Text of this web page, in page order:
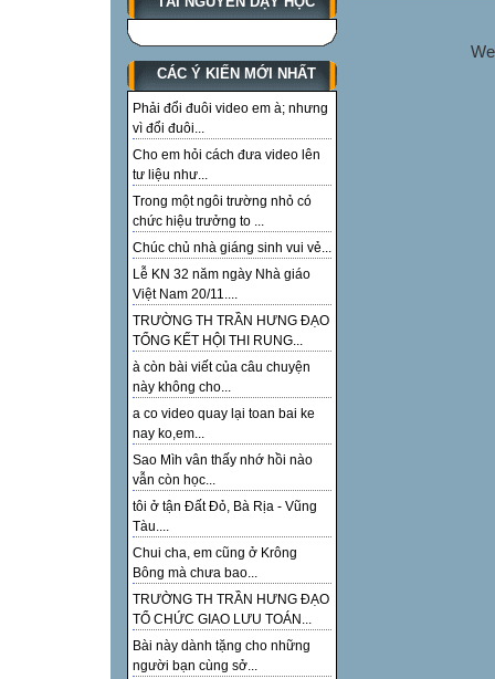
CÁC Ý KIẾN MỚI NHẤT
Phải đổi đuôi video em à; nhưng
vì đổi đuôi...
Cho em hỏi cách đưa video lên
tư liệu như...
Trong một ngôi trường nhỏ có
chức hiệu trưởng to ...
Chúc chủ nhà giáng sinh vui vẻ...
Lễ KN 32 năm ngày Nhà giáo
Việt Nam 20/11....
TRƯỜNG TH TRẦN HƯNG ĐẠO
TỔNG KẾT HỘI THI RUNG...
à còn bài viết của câu chuyện
này không cho...
a co video quay lại toan bai ke
nay ko,em...
Sao Mìh vân thấy nhớ hồi nào
vẫn còn học...
tôi ở tận Đất Đỏ, Bà Rịa - Vũng
Tàu....
Chui cha, em cũng ở Krông
Bông mà chưa bao...
TRƯỜNG TH TRẦN HƯNG ĐẠO
TỔ CHỨC GIAO LƯU TOÁN...
Bài này dành tặng cho những
người bạn cùng sở...